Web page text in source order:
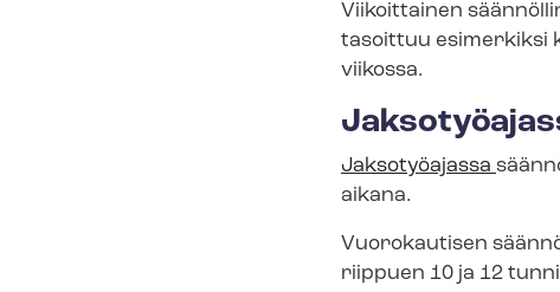
Viikoittainen
tasoittuu esimerkiksi
viikossa.
Jaksotyöajassa
aikana.
Vuorokautisen
riippuen 10 ja 12